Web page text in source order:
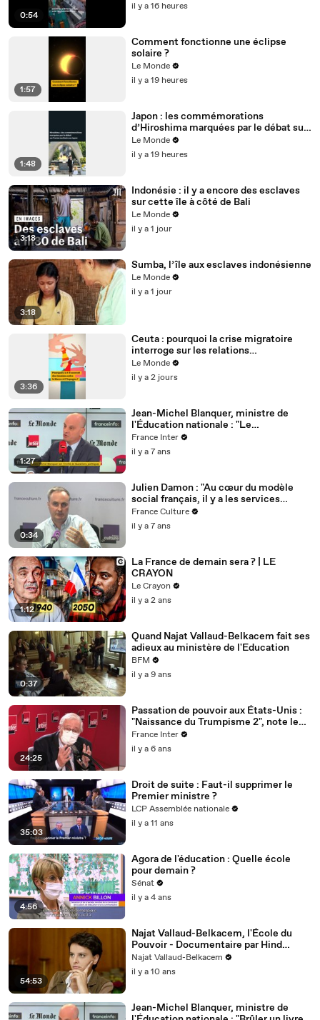
0:54
il y a 16 heures
1:57
Comment fonctionne une éclipse
solaire ?
Le Monde
il y a 19 heures
1:48
Japon : les commémorations
d’Hiroshima marquées par le débat sur
l’arme nucléaire
Le Monde
il y a 19 heures
3:18
Indonésie : il y a encore des esclaves
sur cette île à côté de Bali
Le Monde
il y a 1 jour
3:18
Sumba, l’île aux esclaves indonésienne
Le Monde
il y a 1 jour
3:36
Ceuta : pourquoi la crise migratoire
interroge sur les relations
diplomatiques entre le Maroc et
l’Espagne ?
Le Monde
il y a 2 jours
1:27
Jean-Michel Blanquer, ministre de
l'Éducation nationale : "Le
communautarisme est un phénomène
qui s'est accentué depuis le début de la
décennie. Nous sommes en train de
déscolarisation est très forte."
France Inter
il y a 7 ans
0:34
Julien Damon : "Au cœur du modèle
social français, il y a les services
publics à la française, il y a l’Etat, et
pour le servir, il faut des hauts
fonctionnaires"
France Culture
il y a 7 ans
1:12
La France de demain sera ? | LE
CRAYON
Le Crayon
il y a 2 ans
0:37
Quand Najat Vallaud-Belkacem fait ses
adieux au ministère de l'Education
BFM
il y a 9 ans
24:25
Passation de pouvoir aux États-Unis :
"Naissance du Trumpisme 2", note le
politologue Bertrand Badie
France Inter
il y a 6 ans
35:03
Droit de suite : Faut-il supprimer le
Premier ministre ?
LCP Assemblée nationale
il y a 11 ans
4:56
Agora de l'éducation : Quelle école
pour demain ?
Sénat
il y a 4 ans
54:53
Najat Vallaud-Belkacem, l'École du
Pouvoir - Documentaire par Hind
Meddeb
Najat Vallaud-Belkacem
il y a 10 ans
Jean-Michel Blanquer, ministre de